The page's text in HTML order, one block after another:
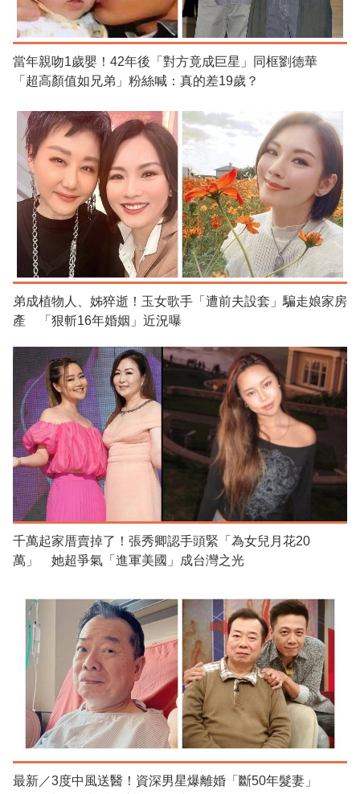
當年親吻1歲嬰！42年後「對方竟成巨星」同框劉德華
「超高顏值如兄弟」粉絲喊：真的差19歲？
弟成植物人、姊猝逝！玉女歌手「遭前夫設套」騙走娘家房
產 「狠斬16年婚姻」近況曝
千萬起家厝賣掉了！張秀卿認手頭緊「為女兒月花20
萬」 她超爭氣「進軍美國」成台灣之光
最新／3度中風送醫！資深男星爆離婚「斷50年髮妻」